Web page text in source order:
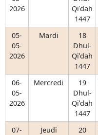
2026
Qiʿdah
1447
05-
05-
2026
Mardi
18
Dhul-
Qiʿdah
1447
06-
05-
2026
Mercredi
19
Dhul-
Qiʿdah
1447
07-
Jeudi
20